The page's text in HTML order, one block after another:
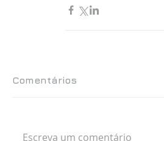
Comentários
Escreva um comentário